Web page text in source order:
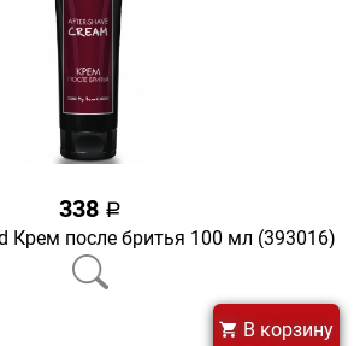
338 a
Крем после бритья 100 мл (393016)
В корзину